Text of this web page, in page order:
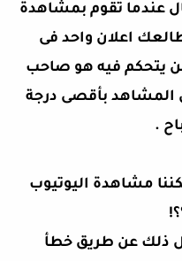
عندما تقوم بمشاهدة
اعلان واحد فى
ومن يتحكم فيه هو صاحب
المشاهد بأقصى درجة
.
مشاهدة اليوتيوب
ذلك عن طريق خطأ